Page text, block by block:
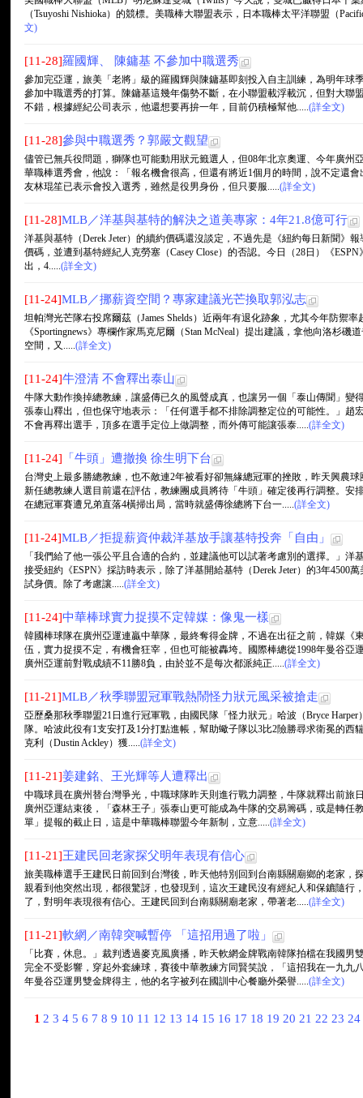
（Tsuyoshi Nishioka）的競標。美職棒大聯盟表示，日本職棒太平洋聯盟（
文)
[11-28]羅國輝、 陳鏞基 不參加中職選秀
參加完亞運，旅美「老將」級的羅國輝與陳鏞基即刻投入自主訓練，為明年球
參加中職選秀的打算。陳鏞基這幾年傷勢不斷，在小聯盟載浮載沉，但對大聯
不錯，根據經紀公司表示，他還想要再拚一年，目前仍積極幫他.....(詳全文)
[11-28]參與中職選秀？郭嚴文觀望
儘管已無兵役問題，獅隊也可能動用狀元籤選人，但08年北京奧運、今年廣州
華職棒選秀會，他說：「報名機會很高，但還有將近1個月的時間，說不定還
友林琨笙已表示會投入選秀，雖然是役男身份，但只要服.....(詳全文)
[11-28]MLB／洋基與基特的解決之道美專家：4年21.8億可行
洋基與基特（Derek Jeter）的續約價碼還沒談定，不過先是《紐約每日新聞》
價碼，並遭到基特經紀人克勞塞（Casey Close）的否認。今日（28日）《
出，4.....(詳全文)
[11-24]MLB／挪薪資空間？專家建議光芒換取郭泓志
坦帕灣光芒隊右投席爾茲（James Shelds）近兩年有退化跡象，尤其今年防禦
《Sportingnews》專欄作家馬克尼爾（Stan McNeal）提出建議，拿他向洛杉磯
空間，又.....(詳全文)
[11-24]牛澄清 不會釋出泰山
牛隊大動作換掉總教練，讓盛傳已久的風聲成真，也讓另一個「泰山傳聞」變
張泰山釋出，但也保守地表示：「任何選手都不排除調整定位的可能性。」趙
不會再釋出選手，頂多在選手定位上做調整，而外傳可能讓張泰.....(詳全文)
[11-24] 「牛頭」遭撤換 徐生明下台
台灣史上最多勝總教練，也不敵連2年被看好卻無緣總冠軍的挫敗，昨天興農
新任總教練人選目前還在評估，教練團成員將待「牛頭」確定後再行調整。安
在總冠軍賽遭兄弟直落4橫掃出局，當時就盛傳徐總將下台一.....(詳全文)
[11-24]MLB／拒提薪資仲裁洋基放手讓基特投奔「自由」
「我們給了他一張公平且合適的合約，並建議他可以試著考慮別的選擇。」洋
接受紐約《ESPN》採訪時表示，除了洋基開給基特（Derek Jeter）的3年4500
試身價。除了考慮讓.....(詳全文)
[11-24]中華棒球實力捉摸不定韓媒：像鬼一樣
韓國棒球隊在廣州亞運連贏中華隊，最終奪得金牌，不過在出征之前，韓媒《
伍，實力捉摸不定，有機會狂宰，但也可能被轟垮。國際棒總從1998年曼谷亞
廣州亞運前對戰成績不11勝8負，由於並不是每次都派純正.....(詳全文)
[11-21]MLB／秋季聯盟冠軍戰熱鬧怪力狀元風采被搶走
亞歷桑那秋季聯盟21日進行冠軍戰，由國民隊「怪力狀元」哈波（Bryce
隊。哈波此役有1支安打及1分打點進帳，幫助蠍子隊以3比2險勝尋求衛冕的
克利（Dustin Ackley）獲.....(詳全文)
[11-21]姜建銘、王光輝等人遭釋出
中職球員在廣州替台灣爭光，中職球隊昨天則進行戰力調整，牛隊就釋出前旅
廣州亞運結束後，「森林王子」張泰山更可能成為牛隊的交易籌碼，或是轉任
單」提報的截止日，這是中華職棒聯盟今年新制，立意.....(詳全文)
[11-21]王建民回老家探父明年表現有信心
旅美職棒選手王建民日前回到台灣後，昨天他特別回到台南縣關廟鄉的老家，
親看到他突然出現，都很驚訝，也發現到，這次王建民沒有經紀人和保鑣隨行
了，對明年表現很有信心。王建民回到台南縣關廟老家，帶著老.....(詳全文)
[11-21]軟網／南韓突喊暫停 「這招用過了啦」
「比賽，休息。」裁判透過麥克風廣播，昨天軟網金牌戰南韓隊拍檔在我國
完全不受影響，穿起外套練球，賽後中華教練方同賢笑說，「這招我在一九九
年曼谷亞運男雙金牌得主，他的名字被列在國訓中心餐廳外榮譽.....(詳全文)
1 2 3 4 5 6 7 8 9 10 11 12 13 14 15 16 17 18 19 20 21 22 23 24